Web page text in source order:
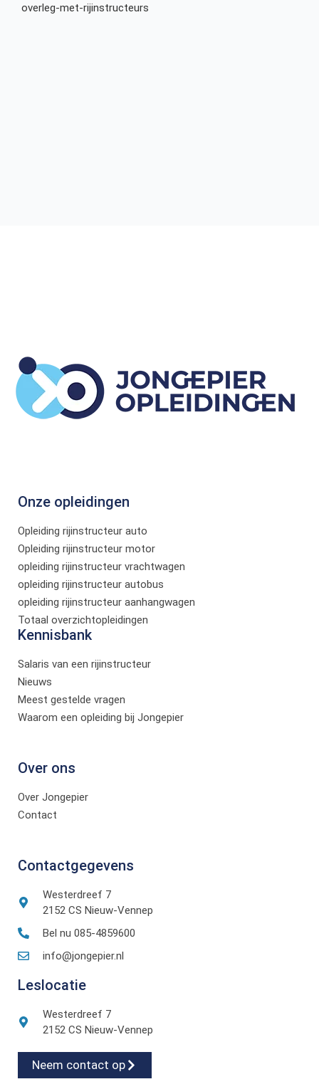
overleg-met-rijinstructeurs
Onze opleidingen
Opleiding rijinstructeur auto
Opleiding rijinstructeur motor
opleiding rijinstructeur vrachtwagen
opleiding rijinstructeur autobus
opleiding rijinstructeur aanhangwagen
Totaal overzichtopleidingen
Kennisbank
Salaris van een rijinstructeur
Nieuws
Meest gestelde vragen
Waarom een opleiding bij Jongepier
Over ons
Over Jongepier
Contact
Contactgegevens
Westerdreef 7
2152 CS Nieuw-Vennep
Bel nu 085-4859600
info@jongepier.nl
Leslocatie
Westerdreef 7
2152 CS Nieuw-Vennep
Neem contact op